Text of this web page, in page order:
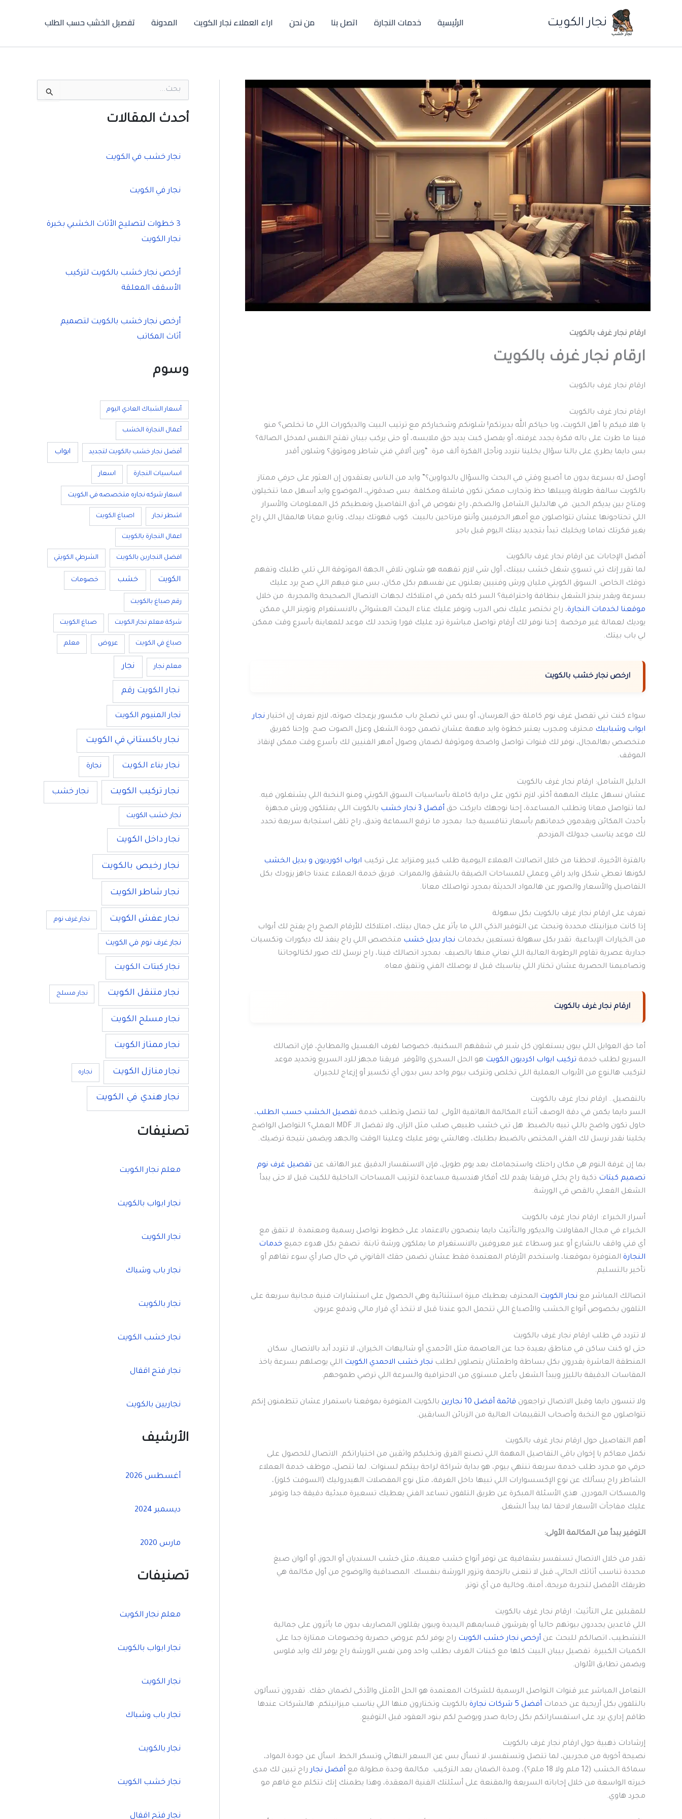
نجار الكويت الرئيسية خدمات النجارة اتصل بنا من نحن اراء العملاء نجار الكويت المدونة تفصيل الخشب حسب الطلب
ارقام نجار غرف بالكويت
ارقام نجار غرف بالكويت
ارقام نجار غرف بالكويت
ارقام نجار غرف بالكويت
يا هلا فيكم يا أهل الكويت، ويا حياكم الله بديرتكم! شلونكم وشخباركم مع ترتيب البيت والديكورات اللي ما تخلص؟ منو
فينا ما طرت على باله فكرة يجدد غرفته، أو يفصل كبت يديد حق ملابسه، أو حتى يركب بيبان تفتح النفس لمدخل الصالة؟
بس دايما يطري على بالنا سؤال يخلينا نتردد ونأجل الفكرة ألف مرة: “وين ألاقي فني شاطر وموثوق؟ وشلون أقدر
أوصل له بسرعة بدون ما أضيع وقتي في البحث والسؤال بالدواوين؟” وايد من الناس يعتقدون إن العثور على حرفي ممتاز
بالكويت سالفة طويلة ويبيلها حظ وتجارب ممكن تكون فاشلة ومكلفة. بس صدقوني، الموضوع وايد أسهل مما تتخيلون
ومتاح بين يديكم الحين. في هالدليل الشامل والضخم، راح نغوص في أدق التفاصيل ونعطيكم كل المعلومات والأسرار
اللي تحتاجونها عشان تتواصلون مع أمهر الحرفيين وأنتو مرتاحين بالبيت. كوب قهوتك بيدك، وتابع معانا هالمقال اللي راح
يغير فكرتك تماما ويخليك تبدأ بتجديد بيتك اليوم قبل باجر.
أفضل الإجابات عن ارقام نجار غرف بالكويت
لما تقرر إنك تبي تسوي شغل خشب ببيتك، أول شي لازم تفهمه هو شلون تلاقي الجهة الموثوقة اللي تلبي طلبك وتفهم
ذوقك الخاص. السوق الكويتي مليان ورش وفنيين يعلنون عن نفسهم بكل مكان، بس منو فيهم اللي صج يرد عليك
بسرعة ويقدر ينجز الشغل بنظافة واحترافية؟ السر كله يكمن في امتلاكك لجهات الاتصال الصحيحة والمجربة. من خلال
موقعنا لخدمات النجارة، راح نختصر عليك نص الدرب ونوفر عليك عناء البحث العشوائي بالانستغرام وتويتر اللي ممكن
يوديك لعمالة غير مرخصة. إحنا نوفر لك أرقام تواصل مباشرة ترد عليك فورا وتحدد لك موعد للمعاينة بأسرع وقت ممكن
لي باب بيتك.
ارخص نجار خشب بالكويت
سواء كنت تبي تفصل غرف نوم كاملة حق العرسان، أو بس تبي تصلح باب مكسور يزعجك صوته، لازم تعرف إن اختيار نجار
ابواب وشبابيك محترف ومجرب يعتبر خطوة وايد مهمة عشان تضمن جودة الشغل وعزل الصوت صح. وإحنا كفريق
متخصص بهالمجال، نوفر لك قنوات تواصل واضحة وموثوقة لضمان وصول أمهر الفنيين لك بأسرع وقت ممكن لإنقاذ
الموقف.
الدليل الشامل: ارقام نجار غرف بالكويت
عشان نسهل عليك المهمة أكثر، لازم تكون على دراية كاملة بأساسيات السوق الكويتي ومنو النخبة اللي يشتغلون فيه.
لما تتواصل معانا وتطلب المساعدة، إحنا نوجهك دايركت حق أفضل 3 نجار خشب
بالكويت اللي يمتلكون ورش مجهزة
بأحدث المكائن ويقدمون خدماتهم بأسعار تنافسية جدا. بمجرد ما ترفع السماعة وتدق، راح تلقى استجابة سريعة تحدد
لك موعد يناسب جدولك المزدحم.
بالفترة الأخيرة، لاحظنا من خلال اتصالات العملاء اليومية طلب كبير ومتزايد على تركيب ابواب اكورديون و بديل الخشب
لكونها تعطي شكل وايد راقي وعملي للمساحات الضيقة بالشقق والممرات. فريق خدمة العملاء عندنا جاهز يزودك بكل
التفاصيل والأسعار والصور عن هالمواد الحديثة بمجرد تواصلك معانا.
تعرف على ارقام نجار غرف بالكويت بكل سهولة
إذا كانت ميزانيتك محددة وتبحث عن التوفير الذكي اللي ما يأثر على جمال بيتك، امتلاكك للأرقام الصح راح يفتح لك أبواب
من الخيارات الإبداعية. تقدر بكل سهولة تستعين بخدمات نجار بديل خشب متخصص اللي راح ينفذ لك ديكورات وتكسيات
جدارية عصرية تقاوم الرطوبة العالية اللي نعاني منها بالصيف. بمجرد اتصالك فينا، راح نرسل لك صور لكتالوجاتنا
وتصاميمنا الحصرية عشان تختار اللي يناسبك قبل لا يوصلك الفني وتتفق معاه.
ارقام نجار غرف بالكويت
أما حق العوايل اللي يبون يستغلون كل شبر في شققهم السكنية، خصوصا لغرف الغسيل والمطابخ، فإن اتصالك
السريع لطلب خدمة تركيب ابواب اكرديون الكويت هو الحل السحري والأوفر. فريقنا مجهز للرد السريع وتحديد موعد
لتركيب هالنوع من الأبواب العملية اللي تخلص وتتركب بيوم واحد بس بدون أي تكسير أو إزعاج للجيران.
بالتفصيل.. ارقام نجار غرف بالكويت
السر دايما يكمن في دقة الوصف أثناء المكالمة الهاتفية الأولى. لما تتصل وتطلب خدمة تفصيل الخشب حسب الطلب،
حاول تكون واضح باللي تبيه بالضبط. هل تبي خشب طبيعي صلب مثل الزان، ولا تفضل الـ MDF العملي؟ التواصل الواضح
يخلينا نقدر نرسل لك الفني المختص بالضبط بطلبك، وهالشي يوفر عليك وعلينا الوقت والجهد ويضمن نتيجة ترضيك.
بما إن غرفة النوم هي مكان راحتك واستجمامك بعد يوم طويل، فإن الاستفسار الدقيق عبر الهاتف عن تفصيل غرف نوم
تصميم كبتات ذكية راح يخلي فريقنا يقدم لك أفكار هندسية مساعدة لترتيب المساحات الداخلية للكبت قبل لا حتى يبدأ
الشغل الفعلي بالقص في الورشة.
أسرار الخبراء: ارقام نجار غرف بالكويت
الخبراء في مجال المقاولات والديكور والتأثيث دايما ينصحون بالاعتماد على خطوط تواصل رسمية ومعتمدة. لا تتفق مع
أي فني واقف بالشارع أو عبر وسطاء غير معروفين بالانستغرام ما يملكون ورشة ثابتة. تصفح بكل هدوء جميع خدمات
النجارة المتوفرة بموقعنا، واستخدم الأرقام المعتمدة فقط عشان تضمن حقك القانوني في حال صار أي سوء تفاهم أو
تأخير بالتسليم.
اتصالك المباشر مع نجار الكويت المحترف يعطيك ميزة استثنائية وهي الحصول على استشارات فنية مجانية سريعة على
التلفون بخصوص أنواع الخشب والأصباغ اللي تتحمل الجو عندنا قبل لا تتخذ أي قرار مالي وتدفع عربون.
لا تتردد في طلب ارقام نجار غرف بالكويت
حتى لو كنت ساكن في مناطق بعيدة جدا عن العاصمة مثل الأحمدي أو شاليهات الخيران، لا تتردد أبد بالاتصال. سكان
المنطقة العاشرة يقدرون بكل بساطة واطمئنان يتصلون لطلب نجار خشب الاحمدي الكويت اللي يوصلهم بسرعة ياخذ
المقاسات الدقيقة بالليزر ويبدأ الشغل بأعلى مستوى من الاحترافية والسرعة اللي ترضي طموحهم.
ولا تنسون دايما وقبل الاتصال تراجعون قائمة أفضل 10 نجارين
بالكويت المتوفرة بموقعنا باستمرار عشان تتطمنون إنكم
تتواصلون مع النخبة وأصحاب التقييمات العالية من الزبائن السابقين.
أهم التفاصيل حول ارقام نجار غرف بالكويت
نكمل معاكم يا إخوان باقي التفاصيل المهمة اللي تصنع الفرق وتخليكم واثقين من اختياراتكم. الاتصال للحصول على
حرفي مو مجرد طلب خدمة سريعة تنتهي بيوم، هو بداية شراكة لراحة بيتكم لسنوات. لما تتصل، موظف خدمة العملاء
الشاطر راح يسألك عن نوع الإكسسوارات اللي تبيها داخل الغرفة، مثل نوع المفصلات الهيدروليك (السوفت كلوز)،
والمسكات المودرن. هذي الأسئلة المبكرة عن طريق التلفون تساعد الفني يعطيك تسعيرة مبدئية دقيقة جدا وتوفر
عليك مفاجآت الأسعار لاحقا لما يبدأ الشغل.
التوفير يبدأ من المكالمة الأولى:
تقدر من خلال الاتصال تستفسر بشفافية عن توفر أنواع خشب معينة، مثل خشب السنديان أو الجوز، أو ألوان صبغ
محددة تناسب أثاثك الحالي، قبل لا تتعنى بالزحمة وتزور الورشة بنفسك. المصداقية والوضوح من أول مكالمة هي
طريقك الأفضل لتجربة مريحة، آمنة، وخالية من أي توتر.
للمقبلين على التأثيث: ارقام نجار غرف بالكويت
اللي قاعدين يجددون بيوتهم حاليا أو يفرشون قسايمهم اليديدة ويبون يقللون المصاريف بدون ما يأثرون على جمالية
التشطيب، اتصالكم للبحث عن أرخص نجار خشب الكويت راح يوفر لكم عروض حصرية وخصومات ممتازة جدا على
الكميات الكبيرة. تفصيل بيبان البيت كلها مع كبتات الغرف بطلب واحد ومن نفس الورشة راح يوفر لك وايد فلوس
ويضمن تطابق الألوان.
التعامل المباشر عبر قنوات التواصل الرسمية للشركات المعتمدة هو الحل الأمثل والأذكى لضمان حقك. تقدرون تسألون
بالتلفون بكل أريحية عن خدمات أفضل 5 شركات نجارة
بالكويت وتختارون منها اللي يناسب ميزانيتكم. هالشركات عندها
طاقم إداري يرد على استفساراتكم بكل رحابة صدر ويوضح لكم بنود العقود قبل التوقيع.
إرشادات ذهبية حول ارقام نجار غرف بالكويت
نصيحة أخوية من مجربين، لما تتصل وتستفسر، لا تسأل بس عن السعر النهائي وتسكر الخط. اسأل عن جودة المواد،
سماكة الخشب (12 ملم ولا 18 ملم؟)، ومدة الضمان بعد التركيب. مكالمة وحدة مطولة مع
أفضل نجارراح تبين لك مدى
خبرته الواسعة من خلال إجاباته السريعة والمقنعة على أسئلتك الفنية المعقدة، وهذا يطمنك إنك تتكلم مع فاهم مو
مجرد هاوي.
ح
أحدث المقالات
نجار خشب في الكويت
نجار في الكويت
3 خطوات لتصليح الأثاث الخشبي بخبرة
نجار الكويت
أرخص نجار خشب بالكويت لتركيب
الأسقف المعلقة
أرخص نجار خشب بالكويت لتصميم
أثاث المكاتب
وسوم
أسعار الشباك العادي اليوم
أعمال النجارة الخشب
أفضل نجار خشب بالكويت لتجديد ابواب
اساسيات النجارة اسعار
اسعار شركه نجاره متخصصه في الكويت
اشطر نجار اصباغ الكويت
اعمال النجارة بالكويت
افضل النجارين بالكويت الشرطي الكويتي
الكويت خشب خصومات
رقم صباغ بالكويت
شركة معلم نجار الكويت صباغ الكويت
صباغ في الكويت عروض معلم
معلم نجار نجار
نجار الكويت رقم
نجار المنيوم الكويت
نجار باكستاني في الكويت
نجار بناء الكويت نجارة
نجار تركيب الكويت نجار خشب
نجار خشب الكويت
نجار داخل الكويت
نجار رخيص بالكويت
نجار شاطر الكويت
نجار عفش الكويت نجار غرف نوم
نجار غرف نوم في الكويت
نجار كبتات الكويت
نجار متنقل الكويت نجار مسلح
نجار مسلح الكويت
نجار ممتاز الكويت
نجار منازل الكويت نجاره
نجار هندي في الكويت
تصنيفات
معلم نجار الكويت
نجار ابواب بالكويت
نجار الكويت
نجار باب وشباك
نجار بالكويت
نجار خشب الكويت
نجار فتح اقفال
نجاريين بالكويت
الأرشيف
أغسطس 2026
ديسمبر 2024
مارس 2020
تصنيفات
معلم نجار الكويت
نجار ابواب بالكويت
نجار الكويت
نجار باب وشباك
نجار بالكويت
نجار خشب الكويت
نجار فتح اقفال